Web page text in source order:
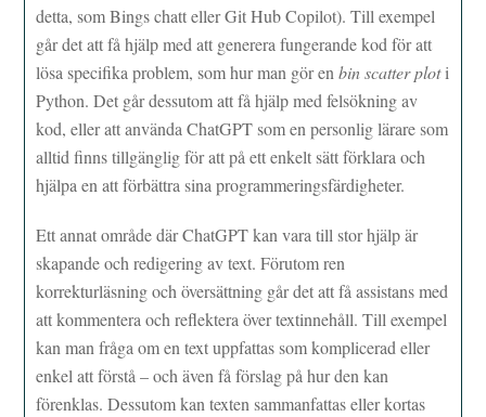
detta, som Bings chatt eller Git Hub Copilot). Till exempel
går det att få hjälp med att generera fungerande kod för att
lösa specifika problem, som hur man gör enbin scatter ploti
Python. Det går dessutom att få hjälp med felsökning av
kod, eller att använda ChatGPT som en personlig lärare som
alltid finns tillgänglig för att på ett enkelt sätt förklara och
hjälpa en att förbättra sina programmeringsfärdigheter.
Ett annat område där ChatGPT kan vara till stor hjälp är
skapande och redigering av text. Förutom ren
korrekturläsning och översättning går det att få assistans med
att kommentera och reflektera över textinnehåll. Till exempel
kan man fråga om en text uppfattas som komplicerad eller
enkel att förstå – och även få förslag på hur den kan
förenklas. Dessutom kan texten sammanfattas eller kortas